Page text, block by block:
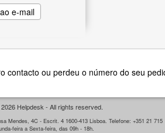
contacto ou perdeu o número do seu
Helpdesk - All rights reserved.
Mendes, 4C - Escrit. 4 1600-413 Lisboa. Telefone: +351 21 715
feira a Sexta-feira, das 09h - 18h.